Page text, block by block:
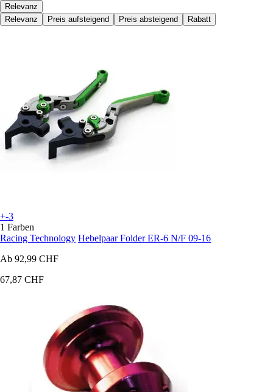
Relevanz
Relevanz
Preis aufsteigend Preis absteigend Rabatt
+-3
1 Farben
Racing Technology Hebelpaar Folder ER-6 N/F 09-16
Ab 92,99 CHF
67,87 CHF